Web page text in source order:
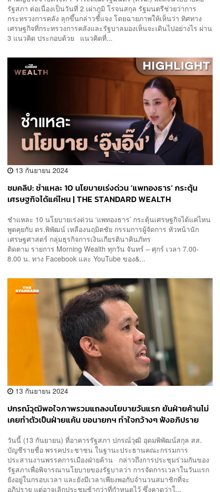
รัฐสภา ต่อเนื่องเป็นวันที่ 2 เผ่าภูมิ โรจนสกุล รัฐมนตรีช่วยว่าการ
กระทรวงการคลัง ลุกขึ้นกล่าวชี้แจง โดยฉายภาพให้เห็นว่า ทิศทาง
เศรษฐกิจที่กระทรวงการคลังและรัฐบาลมองเห็นจะเดินไปอย่างไร ผ่าน
3 แนวคิด ประกอบด้วย แนวคิดที่...
13 กันยายน 2024
ชมคลิป: ชำแหละ 10 นโยบายเร่งด่วน ‘แพทองธาร’ กระตุ้น
เศรษฐกิจได้แค่ไหน | THE STANDARD WEALTH
ชำแหละ 10 นโยบายเร่งด่วน ‘แพทองธาร’ กระตุ้นเศรษฐกิจได้แค่ไหน
พูดคุยกับ ดร.พิพัฒน์ เหลืองนฤมิตชัย กรรมการผู้จัดการ หัวหน้านัก
เศรษฐศาสตร์ กลุ่มธุรกิจการเงินเกียรตินาคินภัทร
ติดตาม รายการ Morning Wealth ทุกวัน จันทร์ – ศุกร์ เวลา 7.00-
8.00 น. ทาง Facebook และ YouTube ของ&...
13 กันยายน 2024
ปกรณ์วุฒิพอใจภาพรวมแถลงนโยบายวันแรก ยันฝ่ายค้านไม่
เคยทำตัวเป็นฝ่ายแค้น ขอนายกฯ ทำใจกว้างๆ ฟังอภิปราย
วันนี้ (13 กันยายน) ที่อาคารรัฐสภา ปกรณ์วุฒิ อุดมพิพัฒน์สกุล สส.
บัญชีรายชื่อ พรรคประชาชน ในฐานะประธานคณะกรรมการ
ประสานงานพรรคการเมืองฝ่ายค้าน กล่าวถึงการประชุมร่วมกันของ
รัฐสภาเพื่อพิจารณานโยบายของรัฐบาลว่า การจัดการเวลาในวันแรก
ยังอยู่ในกรอบเวลา และยังมีเวลาเพียงพอกับจำนวนสมาชิกที่จะ
อภิปราย แต่อาจเลิกประชุมช้ากว่าที่กำหนดไว้ ซึ่งคาดว่าใ...